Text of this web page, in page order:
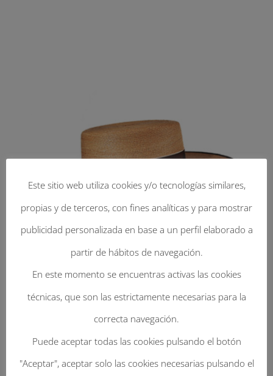
Enviar Un Comentario
Tu dirección de correo electrónico no será
Este sitio web utiliza cookies y/o tecnologías similares,
propias y de terceros, con fines analíticas y para mostrar
publicidad personalizada en base a un perfil elaborado a
partir de hábitos de navegación.
En este momento se encuentras activas las cookies
técnicas, que son las estrictamente necesarias para la
correcta navegación.
Puede aceptar todas las cookies pulsando el botón
"Aceptar", aceptar solo las cookies necesarias pulsando el